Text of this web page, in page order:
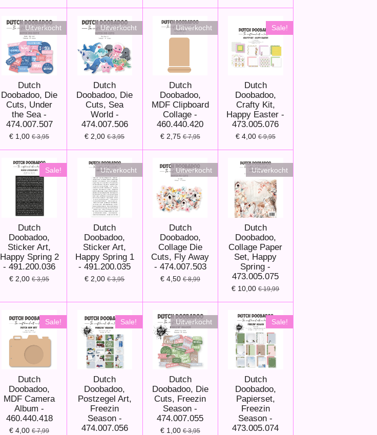
Uitverkocht
Dutch
Doobadoo, Die
Cuts, Under
the Sea -
474.007.507
€ 1,00 € 3,95
Uitverkocht
Dutch
Doobadoo, Die
Cuts, Sea
World -
474.007.506
€ 2,00 € 3,95
Uitverkocht
Dutch
Doobadoo,
MDF Clipboard
Collage -
460.440.420
€ 2,75 € 7,95
Sale!
Dutch
Doobadoo,
Crafty Kit,
Happy Easter -
473.005.076
€ 4,00 € 9,95
Sale!
Dutch
Doobadoo,
Sticker Art,
Happy Spring 2
- 491.200.036
€ 2,00 € 3,95
Uitverkocht
Dutch
Doobadoo,
Sticker Art,
Happy Spring 1
- 491.200.035
€ 2,00 € 3,95
Uitverkocht
Dutch
Doobadoo,
Collage Die
Cuts, Fly Away
- 474.007.503
€ 4,50 € 8,99
Uitverkocht
Dutch
Doobadoo,
Collage Paper
Set, Happy
Spring -
473.005.075
€ 10,00 € 19,99
Sale!
Dutch
Doobadoo,
MDF Camera
Album -
460.440.418
€ 4,00 € 7,99
Sale!
Dutch
Doobadoo,
Postzegel Art,
Freezin
Season -
474.007.056
Uitverkocht
Dutch
Doobadoo, Die
Cuts, Freezin
Season -
474.007.055
€ 1,00 € 3,95
Sale!
Dutch
Doobadoo,
Papierset,
Freezin
Season -
473.005.074